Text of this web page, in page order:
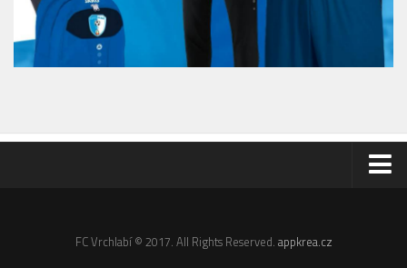
FC Vrchlabí © 2017. All Rights Reserved. appkrea.cz